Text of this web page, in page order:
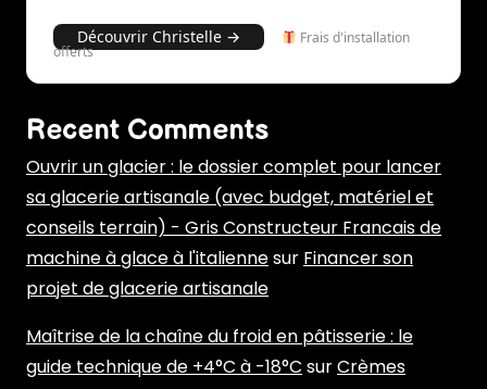
Découvrir Christelle → Frais d'installation
offerts
Recent Comments
Ouvrir un glacier : le dossier complet pour lancer
sa glacerie artisanale (avec budget, matériel et
conseils terrain) - Gris Constructeur Francais de
machine à glace à l'italiennesur Financer son
projet de glacerie artisanale
Maîtrise de la chaîne du froid en pâtisserie : le
guide technique de +4°C à -18°C surCrèmes